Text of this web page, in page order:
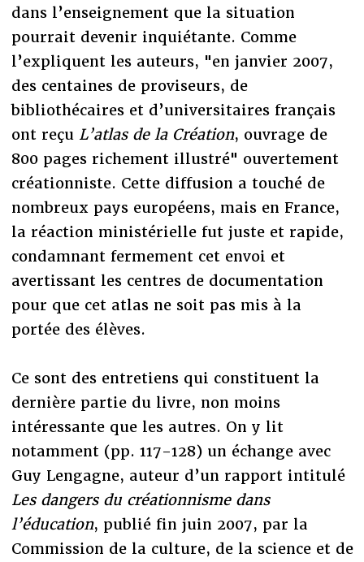
dans l’enseignement que la situation
pourrait devenir inquiétante. Comme
l’expliquent les auteurs, "en janvier 2007,
des centaines de proviseurs, de
bibliothécaires et d’universitaires français
ont reçu L’atlas de la Création, ouvrage de
800 pages richement illustré" ouvertement
créationniste. Cette diffusion a touché de
nombreux pays européens, mais en France,
la réaction ministérielle fut juste et rapide,
condamnant fermement cet envoi et
avertissant les centres de documentation
pour que cet atlas ne soit pas mis à la
portée des élèves.
Ce sont des entretiens qui constituent la
dernière partie du livre, non moins
intéressante que les autres. On y lit
notamment (pp. 117-128) un échange avec
Guy Lengagne, auteur d’un rapport intitulé
Les dangers du créationnisme dans
l’éducation, publié fin juin 2007, par la
Commission de la culture, de la science et de